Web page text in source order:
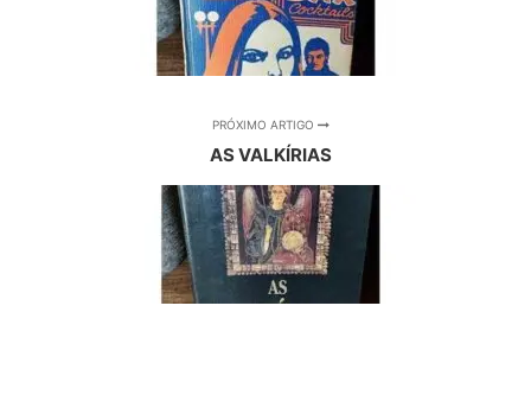
PRÓXIMO ARTIGO
AS VALKÍRIAS